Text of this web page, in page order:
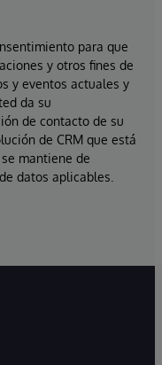
para que
y otros fines de
y eventos actuales y
da su
de contacto de su
de CRM que está
mantiene de
datos aplicables.